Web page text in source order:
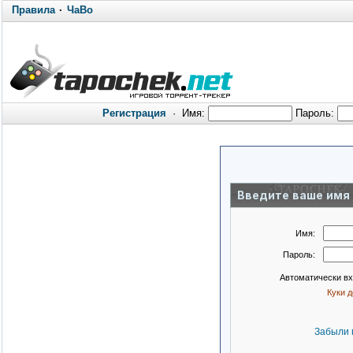
Правила· ЧаВо
Регистрация · Имя: Пароль:
Введите ваше имя
Имя:
Пароль:
Автоматически
Куки
Забыли